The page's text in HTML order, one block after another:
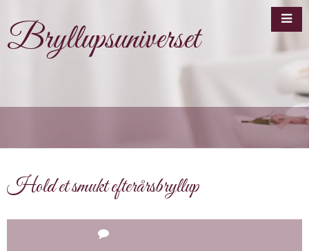
Bryllupsuniverset
Hold et smukt efterårsbryllup